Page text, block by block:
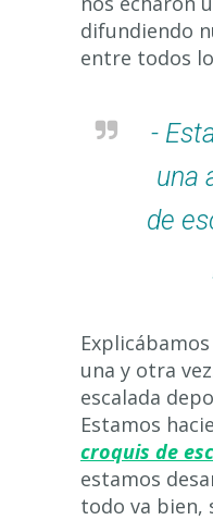
difundiendo
entre todos
-
una
de
una y otra
escalada
Estamos
croquis de
estamos
todo va bien,